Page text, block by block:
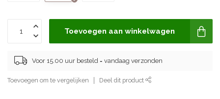
Toevoegen aan winkelwagen
Voor 15.00 uur besteld = vandaag verzonden
Toevoegen om te vergelijken Deel dit product